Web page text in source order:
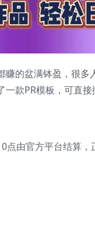
的盆满钵盈，很
款PR模板，可直接
由官方平台结算，